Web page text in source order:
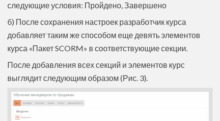
следующие условия: Пройдено, Завершено
б) После сохранения настроек разработчик курса
добавляет таким же способом еще девять элементов
курса «Пакет SCORM» в соответствующие секции.
После добавления всех секций и элементов курс
выглядит следующим образом (Рис. 3).